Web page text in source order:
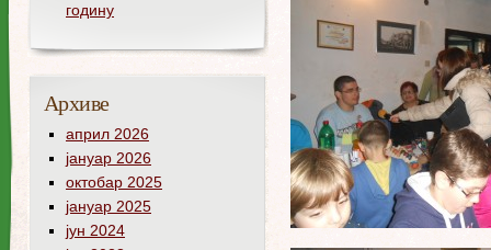
годину
Архиве
април 2026
јануар 2026
октобар 2025
јануар 2025
јун 2024